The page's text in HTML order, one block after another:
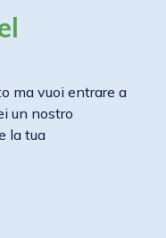
ma vuoi entrare a
un nostro
la tua